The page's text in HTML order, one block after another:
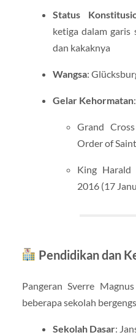
Status
ketiga dalam garis
dan kakaknya
Wangsa:
Gelar Kehormatan:
Grand
Order of
King Harald
2016 (17
Pendidikan dan
Pangeran Sverre
beberapa sekolah
Sekolah Dasar: